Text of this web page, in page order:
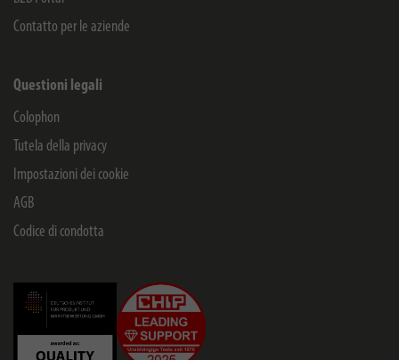
Contatto per le aziende
Questioni legali
Colophon
Tutela della privacy
Impostazioni dei cookie
AGB
Codice di condotta